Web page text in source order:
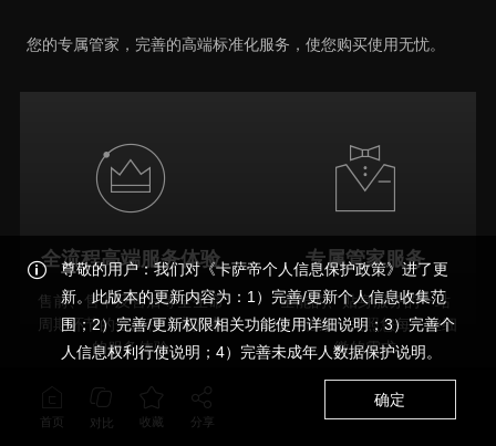
您的专属管家，完善的高端标准化服务，使您购买使用无忧。
全流程高端服务体验
售前、售中及售后等全生命
周期环节的全旅程、高效率
的服务体验
专属管家服务
全能的、贴身服务的一站
式 “管家” 关照您每一丝细
微的需求
首页 对比 收藏 分享
尊敬的用户：我们对《卡萨帝个人信息保护政策》进了更
新。此版本的更新内容为：1）完善/更新个人信息收集范
围；2）完善/更新权限相关功能使用详细说明；3）完善个
人信息权利行使说明；4）完善未成年人数据保护说明。
确定